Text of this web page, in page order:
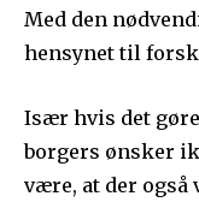
Med den
hensynet til
Især hvis det
borgers ønsker
være, at der også